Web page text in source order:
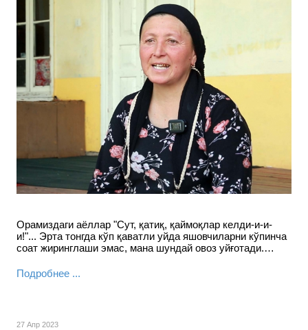
Орамиздаги аёллар "Сут, қатиқ, қаймоқлар келди-и-и-
и!"... Эрта тонгда кўп қаватли уйда яшовчиларни кўпинча
соат жиринглаши эмас, мана шундай овоз уйғотади.…
Подробнее ...
27 Апр 2023